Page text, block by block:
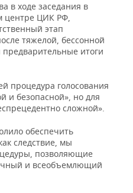
в ходе заседания в
центре ЦИК РФ,
этап
тяжелой, бессонной
итоги
процедура голосования
и безопасной», но для
сложной».
обеспечить
следствие, мы
позволяющие
и всеобъемлющий